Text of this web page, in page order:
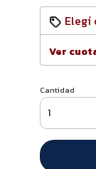
Elegí
Ver
Cantidad